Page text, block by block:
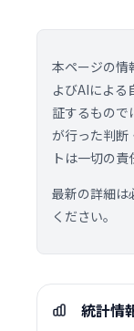
本ページの情
よびAIによる
証するもので
が行った判断
トは一切の責
最新の詳細は
ください。
統計情